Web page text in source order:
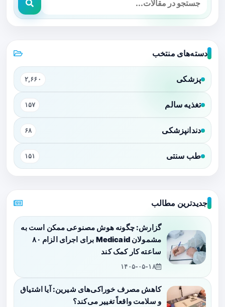
دسته‌های منتخب
پزشکی ۲,۶۶۰
تغذیه سالم ۱۵۷
دندانپزشکی ۶۸
طب سنتی ۱۵۱
جدیدترین مطالب
گزارش: چگونه هوش مصنوعی ممکن است به
مشمولان Medicaid برای اجرای الزام ۸۰
ساعته کار کمک کند
۱۴۰۵-۰۵-۱۸
کاهش مصرف خوراکی‌های شیرین: آیا اشتیاق
و سلامت واقعاً تغییر می‌کند؟